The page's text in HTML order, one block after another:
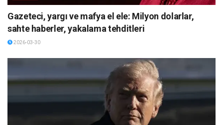
Gazeteci, yargı ve mafya el ele: Milyon dolarlar,
sahte haberler, yakalama tehditleri
2026-03-30